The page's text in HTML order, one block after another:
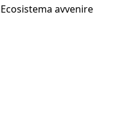
Ecosistema avvenire